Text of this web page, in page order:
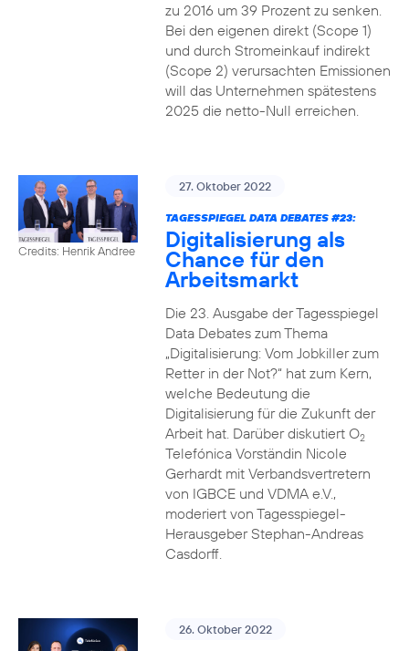
zu 2016 um 39 Prozent zu senken.
Bei den eigenen direkt (Scope 1)
und durch Stromeinkauf indirekt
(Scope 2) verursachten Emissionen
will das Unternehmen spätestens
2025 die netto-Null erreichen.
Credits: Henrik Andree
27. Oktober 2022
TAGESSPIEGEL DATA DEBATES #23:
Digitalisierung als
Chance für den
Arbeitsmarkt
Die 23. Ausgabe der Tagesspiegel
Data Debates zum Thema
„Digitalisierung: Vom Jobkiller zum
Retter in der Not?“ hat zum Kern,
welche Bedeutung die
Digitalisierung für die Zukunft der
Arbeit hat. Darüber diskutiert O2
Telefónica Vorständin Nicole
Gerhardt mit Verbandsvertretern
von IGBCE und VDMA e.V.,
moderiert von Tagesspiegel-
Herausgeber Stephan-Andreas
Casdorff.
26. Oktober 2022